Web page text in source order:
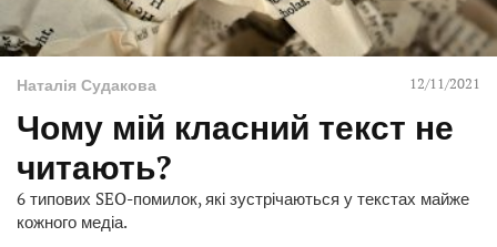
Наталія Судакова 12/11/2021
Чому мій класний текст не
читають?
6 типових SEO-помилок, які зустрічаються у текстах майже
кожного медіа.